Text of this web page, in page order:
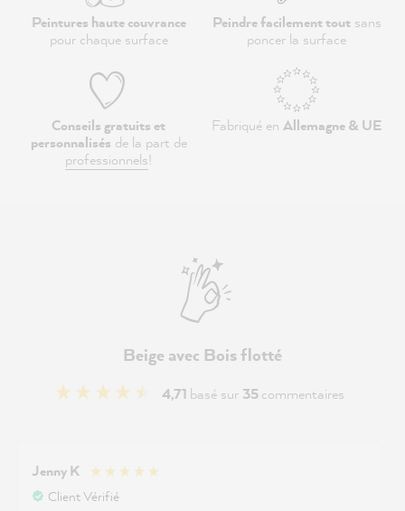
Peintures haute couvrance
pour chaque surface
Peindre facilement toutsans
poncer la surface
Conseils gratuits et
personnalisés de la part de
professionnels!
Fabriqué en Allemagne & UE
Beige avec Bois flotté
4,71 basé sur 35commentaires
Jenny K
Client Vérifié